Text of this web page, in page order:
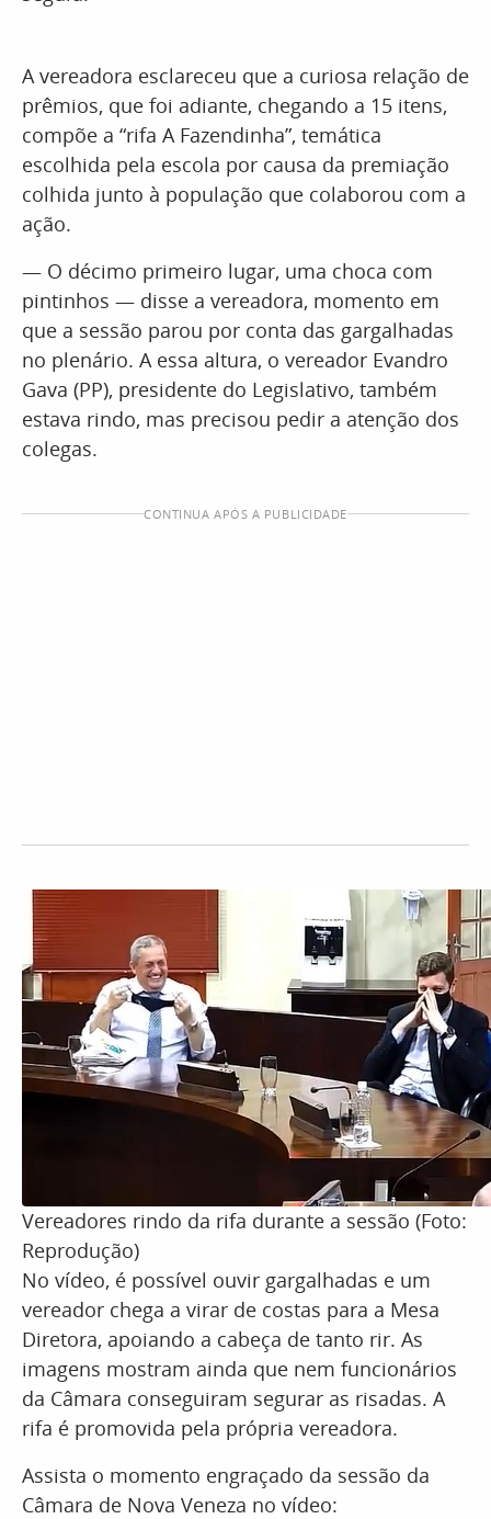
A vereadora esclareceu que a curiosa relação de
prêmios, que foi adiante, chegando a 15 itens,
compõe a “rifa A Fazendinha”, temática
escolhida pela escola por causa da premiação
colhida junto à população que colaborou com a
ação.
— O décimo primeiro lugar, uma choca com
pintinhos — disse a vereadora, momento em
que a sessão parou por conta das gargalhadas
no plenário. A essa altura, o vereador Evandro
Gava (PP), presidente do Legislativo, também
estava rindo, mas precisou pedir a atenção dos
colegas.
CONTINUA APÓS A PUBLICIDADE
Vereadores rindo da rifa durante a sessão (Foto:
Reprodução)
No vídeo, é possível ouvir gargalhadas e um
vereador chega a virar de costas para a Mesa
Diretora, apoiando a cabeça de tanto rir. As
imagens mostram ainda que nem funcionários
da Câmara conseguiram segurar as risadas. A
rifa é promovida pela própria vereadora.
Assista o momento engraçado da sessão da
Câmara de Nova Veneza no vídeo: